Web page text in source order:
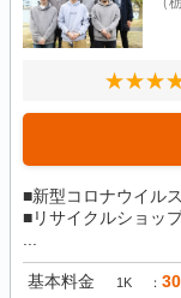
■新型コロナウイル
■リサイクルショッ
基本料金 1K